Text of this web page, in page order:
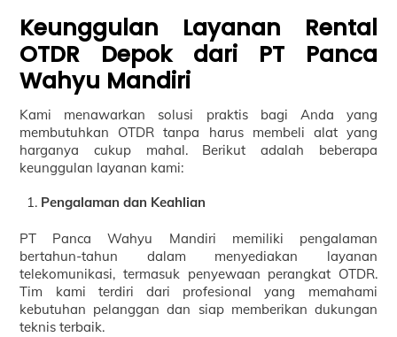
Keunggulan Layanan Rental
OTDR Depok dari PT Panca
Wahyu Mandiri
Kami menawarkan solusi praktis bagi Anda yang
membutuhkan OTDR tanpa harus membeli alat yang
harganya cukup mahal. Berikut adalah beberapa
keunggulan layanan kami:
Pengalaman dan Keahlian
PT Panca Wahyu Mandiri memiliki pengalaman
bertahun-tahun dalam menyediakan layanan
telekomunikasi, termasuk penyewaan perangkat OTDR.
Tim kami terdiri dari profesional yang memahami
kebutuhan pelanggan dan siap memberikan dukungan
teknis terbaik.